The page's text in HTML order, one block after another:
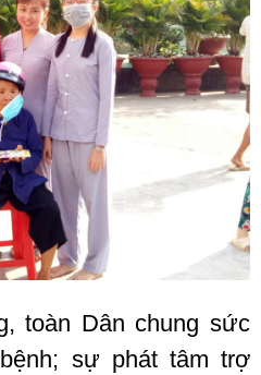
toàn Dân chung sức
sự phát tâm trợ